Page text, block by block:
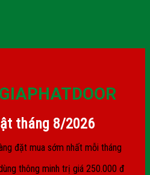
tháng 8/2026
đặt mua sớm nhất mỗi tháng
thông minh trị giá 250.000 đ